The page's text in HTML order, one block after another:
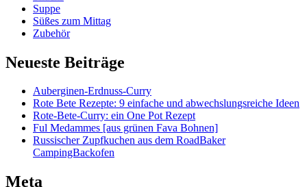
Suppe
Süßes zum Mittag
Zubehör
Neueste Beiträge
Auberginen-Erdnuss-Curry
Rote Bete Rezepte: 9 einfache und abwechslungsreiche Ideen
Rote-Bete-Curry: ein One Pot Rezept
Ful Medammes [aus grünen Fava Bohnen]
Russischer Zupfkuchen aus dem RoadBaker
CampingBackofen
Meta